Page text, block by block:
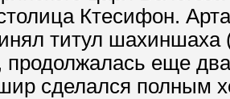
Ктесифон.
титул шахиншаха
еще
сделался полным